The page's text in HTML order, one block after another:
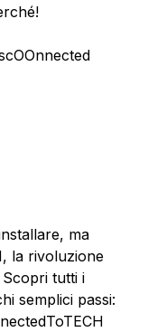
ma
la rivoluzione
tutti i
semplici passi: